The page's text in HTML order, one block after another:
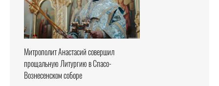
Митрополит Анастасий совершил
прощальную Литургию в Спасо-
Вознесенском соборе